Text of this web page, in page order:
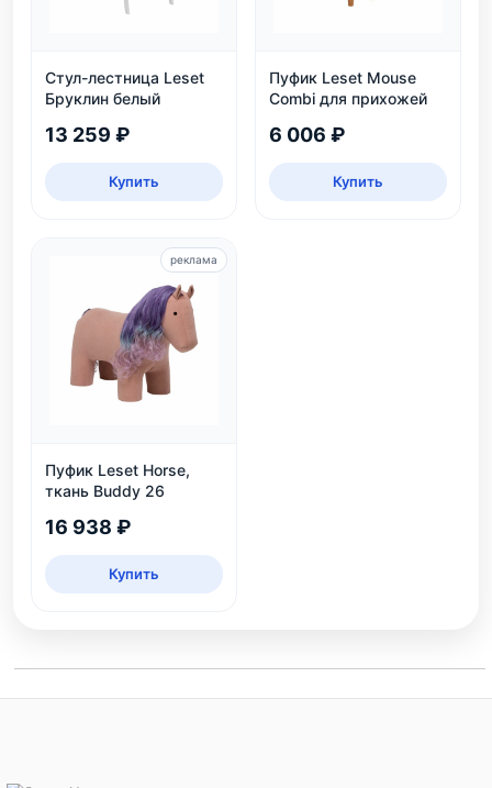
Стул-лестница Leset
Бруклин белый
13 259 ₽
Купить
Пуфик Leset Mouse
Combi для прихожей
6 006 ₽
Купить
Пуфик Leset Horse,
ткань Buddy 26
16 938 ₽
Купить
реклама